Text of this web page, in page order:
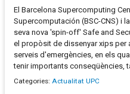
El Barcelona Supercomputing
Supercomputación (BSC-CNS) i
seva nova 'spin-off' Safe and
el propòsit de dissenyar xips per
serveis d'emergències, en els
tenir importants conseqüències,
Categories: Actualitat UPC